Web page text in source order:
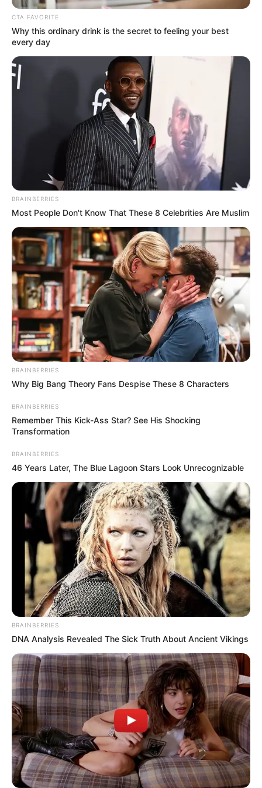
CTA FAVORITE
Why this ordinary drink is the secret to feeling your best
every day
BRAINBERRIES
Most People Don't Know That These 8 Celebrities Are Muslim
BRAINBERRIES
Why Big Bang Theory Fans Despise These 8 Characters
BRAINBERRIES
Remember This Kick-Ass Star? See His Shocking
Transformation
BRAINBERRIES
46 Years Later, The Blue Lagoon Stars Look Unrecognizable
BRAINBERRIES
DNA Analysis Revealed The Sick Truth About Ancient Vikings